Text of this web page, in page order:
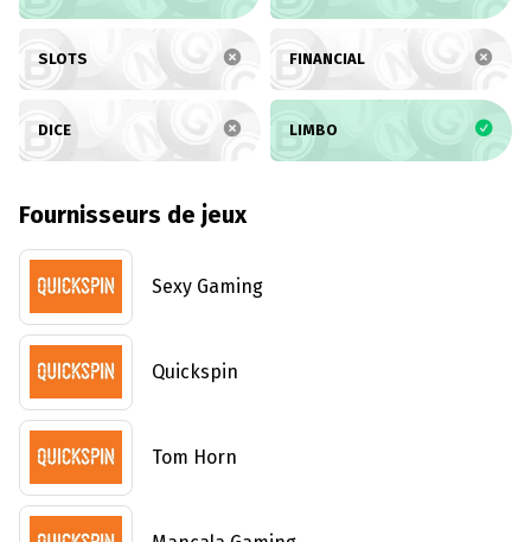
SLOTS FINANCIAL
DICE LIMBO
Fournisseurs de jeux
Sexy Gaming
Quickspin
Tom Horn